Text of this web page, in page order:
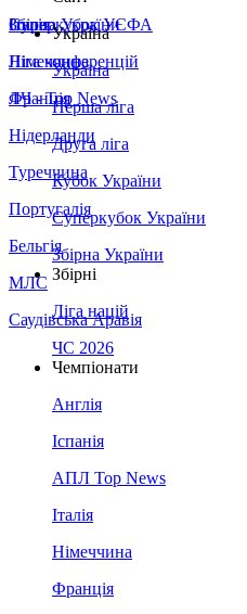
Збірна України
Італія
Німеччина
Франція
Нідерланди
Туреччина
Португалія
Бельгія
МЛС
Саудівська Аравія
Суперкубок УЄФА
Ліга конференцій
ЛЧ - Top News
Україна
Україна
Перша ліга
Друга ліга
Кубок України
Суперкубок України
Збірна України
Збірні
Ліга націй
ЧС 2026
Чемпіонати
Англія
Іспанія
АПЛ Top News
Італія
Німеччина
Франція